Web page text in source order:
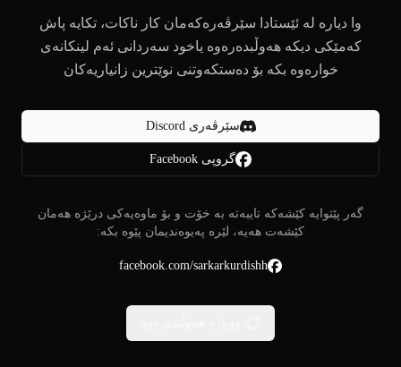
وا دیارە لە ئێستادا سێرڤەرەکەمان کار ناکات، تکایە پاش
کەمێکی دیکە هەوڵبدەرەوە یاخود سەردانی ئەم لینکانەی
خوارەوە بکە بۆ دەستکەوتنی نوێترین زانیاریەکان
سێرڤەری Discord
گروپی Facebook
گەر پێتوایە کێشەکە تایبەتە بە خۆت و بۆ ماوەیەکی درێژە هەمان
کێشەت هەیە، لێرە پەیوەندیمان پێوە بکە:
facebook.com/sarkarkurdishh